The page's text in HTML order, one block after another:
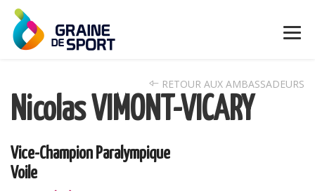
RETOUR AUX AMBASSADEURS
Nicolas VIMONT-VICARY
Vice-Champion Paralympique
Voile